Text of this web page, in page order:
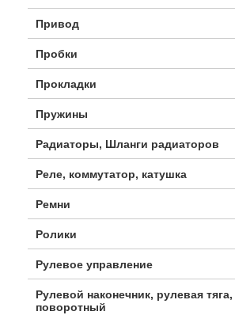
Привод
Пробки
Прокладки
Пружины
Радиаторы, Шланги радиаторов
Реле, коммутатор, катушка
Ремни
Ролики
Рулевое управление
Рулевой наконечник, рулевая тяга,
поворотный